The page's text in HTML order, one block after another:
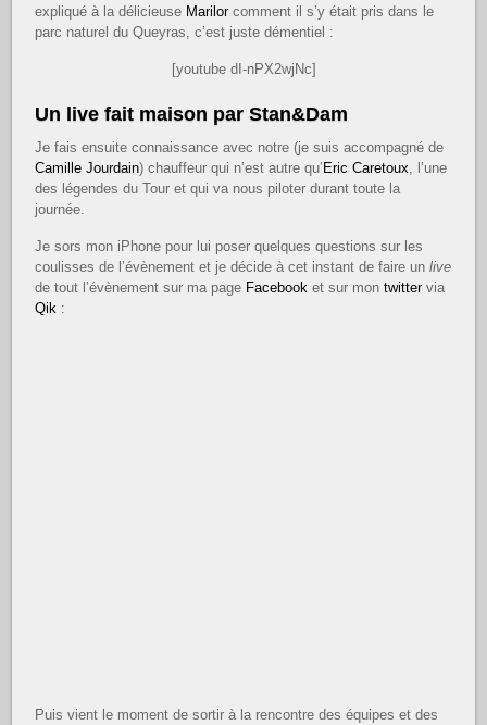
expliqué à la délicieuse Marilorcomment il s’y était pris dans le
parc naturel du Queyras, c’est juste démentiel :
[youtube dI-nPX2wjNc]
Un live fait maison par Stan&Dam
Je fais ensuite connaissance avec notre (je suis accompagné de
Camille Jourdain) chauffeur qui n’est autre qu’Eric Caretoux , l’une
des légendes du Tour et qui va nous piloter durant toute la
journée.
Je sors mon iPhone pour lui poser quelques questions sur les
coulisses de l’évènement et je décide à cet instant de faire unlive
de tout l’évènement sur ma page Facebook et sur montwittervia
Qik :
Puis vient le moment de sortir à la rencontre des équipes et des